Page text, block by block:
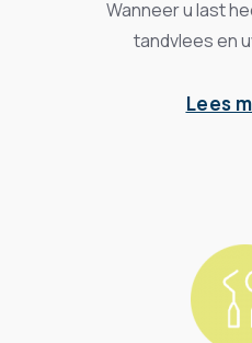
Wanneer u last
tandvlees en
Lees